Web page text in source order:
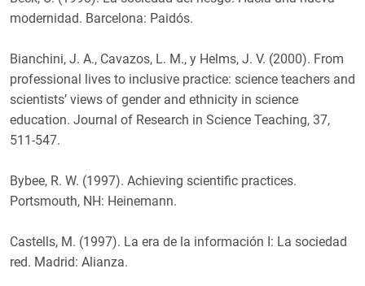
modernidad. Barcelona: Paidós.
Bianchini, J. A., Cavazos, L. M., y Helms, J. V. (2000). From
professional lives to inclusive practice: science teachers and
scientists’ views of gender and ethnicity in science
education. Journal of Research in Science Teaching, 37,
511-547.
Bybee, R. W. (1997). Achieving scientific practices.
Portsmouth, NH: Heinemann.
Castells, M. (1997). La era de la información I: La sociedad
red. Madrid: Alianza.